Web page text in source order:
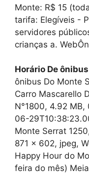
Monte: R$ 15
tarifa: Elegíveis -
servidores
crianças a.
Horário De
ônibus Do Monte
Carro Mascarello
N°1800, 4.92
06-
Monte Serrat
871 x 602, jpeg,
Happy Hour do
feira do mês)